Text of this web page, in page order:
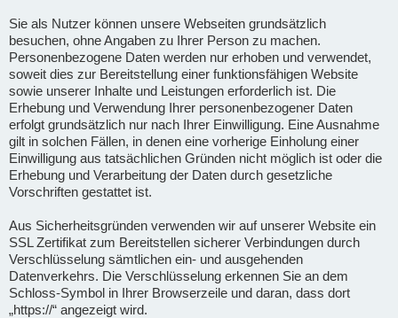
Sie als Nutzer können unsere Webseiten grundsätzlich
besuchen, ohne Angaben zu Ihrer Person zu machen.
Personenbezogene Daten werden nur erhoben und verwendet,
soweit dies zur Bereitstellung einer funktionsfähigen Website
sowie unserer Inhalte und Leistungen erforderlich ist. Die
Erhebung und Verwendung Ihrer personenbezogener Daten
erfolgt grundsätzlich nur nach Ihrer Einwilligung. Eine Ausnahme
gilt in solchen Fällen, in denen eine vorherige Einholung einer
Einwilligung aus tatsächlichen Gründen nicht möglich ist oder die
Erhebung und Verarbeitung der Daten durch gesetzliche
Vorschriften gestattet ist.
Aus Sicherheitsgründen verwenden wir auf unserer Website ein
SSL Zertifikat zum Bereitstellen sicherer Verbindungen durch
Verschlüsselung sämtlichen ein- und ausgehenden
Datenverkehrs. Die Verschlüsselung erkennen Sie an dem
Schloss-Symbol in Ihrer Browserzeile und daran, dass dort
„https://“ angezeigt wird.